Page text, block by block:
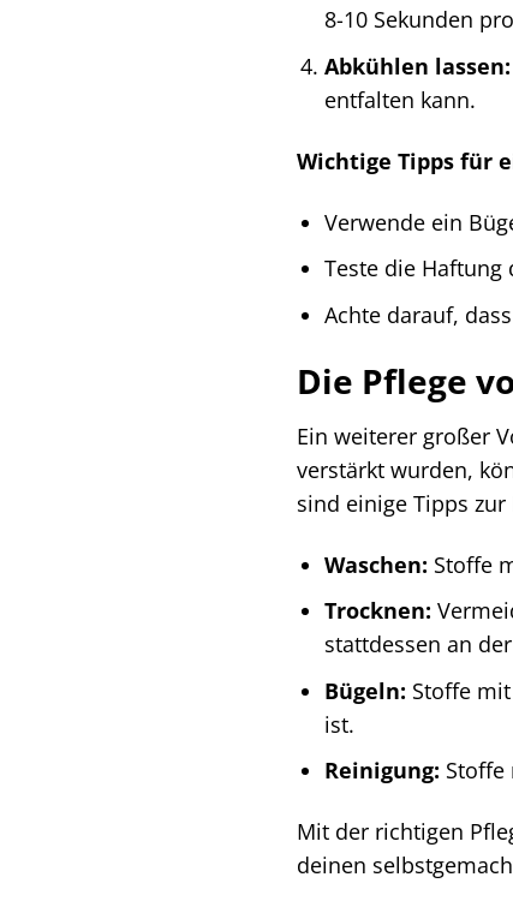
8-10 Sekunden
Abkühlen lassen:
entfalten kann.
Wichtige Tipps für
Verwende ein
Teste die
Achte darauf,
Die Pflege
Ein weiterer großer
verstärkt wurden,
sind einige Tipps zur
Waschen: Stoffe
Trocknen:
stattdessen an
Bügeln: Stoffe
ist.
Reinigung: Stoffe
Mit der richtigen
deinen